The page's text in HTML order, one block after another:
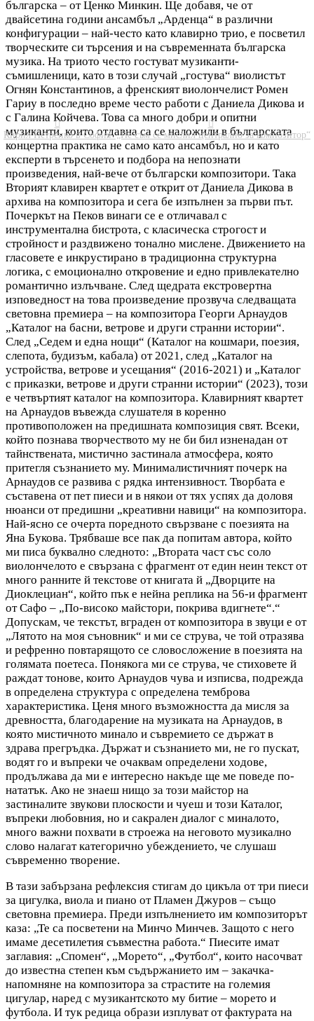

Кирил Петренко в София

„Не съм се мислил централно за композитор“
българска – от Ценко Минкин. Ще добавя, че от
двайсетина години ансамбъл „Арденца“ в различни
конфигурации – най-често като клавирно трио, е посветил
творческите си търсения и на съвременната българска
музика. На триото често гостуват музиканти-
съмишленици, като в този случай „гостува“ виолистът
Огнян Константинов, а френският виолончелист Ромен
Гариу в последно време често работи с Даниела Дикова и
с Галина Койчева. Това са много добри и опитни
музиканти, които отдавна са се наложили в българската
концертна практика не само като ансамбъл, но и като
експерти в търсенето и подбора на непознати
произведения, най-вече от български композитори. Така
Вторият клавирен квартет е открит от Даниела Дикова в
архива на композитора и сега бе изпълнен за първи път.
Почеркът на Пеков винаги се е отличавал с
инструментална бистрота, с класическа строгост и
стройност и раздвижено тонално мислене. Движението на
гласовете е инкрустирано в традиционна структурна
логика, с емоционално откровение и едно привлекателно
романтично излъчване. След щедрата екстровертна
изповедност на това произведение прозвуча следващата
световна премиера – на композитора Георги Арнаудов
„Каталог на басни, ветрове и други странни истории“.
След „Седем и една нощи“ (Каталог на кошмари, поезия,
слепота, будизъм, кабала) от 2021, след „Каталог на
устройства, ветрове и усещания“ (2016-2021) и „Каталог
с приказки, ветрове и други странни истории“ (2023), този
е четвъртият каталог на композитора. Клавирният квартет
на Арнаудов въвежда слушателя в коренно
противоположен на предишната композиция свят. Всеки,
който познава творчеството му не би бил изненадан от
тайнствената, мистично застинала атмосфера, която
притегля съзнанието му. Минималистичният почерк на
Арнаудов се развива с рядка интензивност. Творбата е
съставена от пет пиеси и в някои от тях успях да доловя
нюанси от предишни „креативни навици“ на композитора.
Най-ясно се очерта поредното свързване с поезията на
Яна Букова. Трябваше все пак да попитам автора, който
ми писа буквално следното: „Втората част със соло
виолончелото е свързана с фрагмент от един неин текст от
много ранните й текстове от книгата й „Дворците на
Диоклециан“, който пък е нейна реплика на 56-и фрагмент
от Сафо – „По-високо майстори, покрива вдигнете“.“
Допускам, че текстът, вграден от композитора в звуци е от
„Лятото на моя съновник“ и ми се струва, че той отразява
и рефренно повтарящото се словосложение в поезията на
голямата поетеса. Понякога ми се струва, че стиховете й
раждат тонове, които Арнаудов чува и изписва, подрежда
в определена структура с определена темброва
характеристика. Ценя много възможността да мисля за
древността, благодарение на музиката на Арнаудов, в
която мистичното минало и съвремието се държат в
здрава прегръдка. Държат и съзнанието ми, не го пускат,
водят го и въпреки че очаквам определени ходове,
продължава да ми е интересно накъде ще ме поведе по-
нататък. Ако не знаеш нищо за този майстор на
застиналите звукови плоскости и чуеш и този Каталог,
въпреки любовния, но и сакрален диалог с миналото,
много важни похвати в строежа на неговото музикално
слово налагат категорично убеждението, че слушаш
съвременно творение.
В тази забързана рефлексия стигам до цикъла от три пиеси
за цигулка, виола и пиано от Пламен Джуров – също
световна премиера. Преди изпълнението им композиторът
каза: „Те са посветени на Минчо Минчев. Защото с него
имаме десетилетия съвместна работа.“ Пиесите имат
заглавия: „Спомен“, „Морето“, „Футбол“, които насочват
до известна степен към съдържанието им – закачка-
напомняне на композитора за страстите на големия
цигулар, наред с музикантското му битие – морето и
футбола. И тук редица образи изплуват от фактурата на